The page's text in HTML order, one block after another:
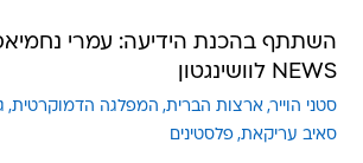
השתתף בהכנת הידיעה: עמרי
NEWS לוושינגטון
סטני הוייר ארצות הברית המפלגה הדמוקרטית
סאיב עריקאת פלסטינים